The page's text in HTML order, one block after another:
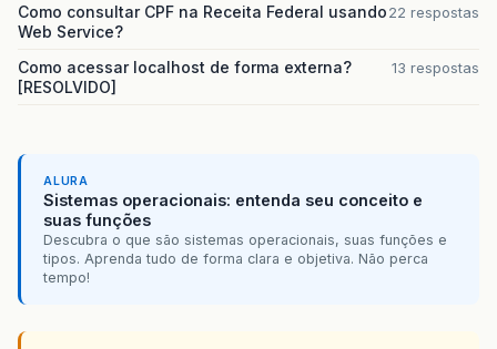
Como consultar CPF na Receita Federal usando
Web Service?
22 respostas
Como acessar localhost de forma externa?
[RESOLVIDO]
13 respostas
ALURA
Sistemas operacionais: entenda seu conceito e
suas funções
Descubra o que são sistemas operacionais, suas funções e
tipos. Aprenda tudo de forma clara e objetiva. Não perca
tempo!